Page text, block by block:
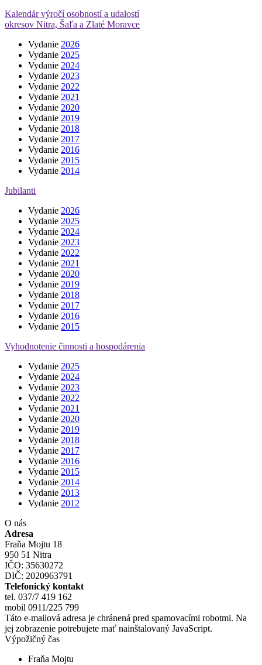
Kalendár výročí osobností a udalostí
okresov Nitra, Šaľa a Zlaté Moravce
Vydanie 2026
Vydanie 2025
Vydanie 2024
Vydanie 2023
Vydanie 2022
Vydanie 2021
Vydanie 2020
Vydanie 2019
Vydanie 2018
Vydanie 2017
Vydanie 2016
Vydanie 2015
Vydanie 2014
Jubilanti
Vydanie 2026
Vydanie 2025
Vydanie 2024
Vydanie 2023
Vydanie 2022
Vydanie 2021
Vydanie 2020
Vydanie 2019
Vydanie 2018
Vydanie 2017
Vydanie 2016
Vydanie 2015
Vyhodnotenie činnosti a hospodárenia
Vydanie 2025
Vydanie 2024
Vydanie 2023
Vydanie 2022
Vydanie 2021
Vydanie 2020
Vydanie 2019
Vydanie 2018
Vydanie 2017
Vydanie 2016
Vydanie 2015
Vydanie 2014
Vydanie 2013
Vydanie 2012
O nás
Adresa
Fraňa Mojtu 18
950 51 Nitra
IČO: 35630272
DIČ: 2020963791
Telefonický kontakt
tel. 037/7 419 162
mobil 0911/225 799
Táto e-mailová adresa je chránená pred spamovacími robotmi. Na
jej zobrazenie potrebujete mať nainštalovaný JavaScript.
Výpožičný čas
Fraňa Mojtu